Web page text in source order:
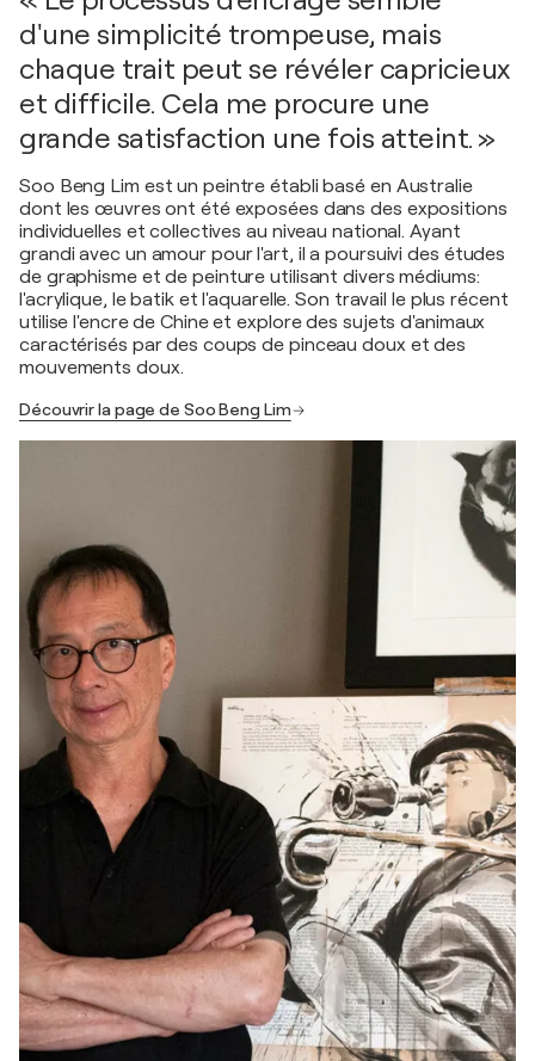
d'une simplicité trompeuse, mais
chaque trait peut se révéler capricieux
et difficile. Cela me procure une
grande satisfaction une fois atteint. »
Soo Beng Lim est un peintre établi basé en Australie
dont les œuvres ont été exposées dans des expositions
individuelles et collectives au niveau national. Ayant
grandi avec un amour pour l'art, il a poursuivi des études
de graphisme et de peinture utilisant divers médiums:
l'acrylique, le batik et l'aquarelle. Son travail le plus récent
utilise l'encre de Chine et explore des sujets d'animaux
caractérisés par des coups de pinceau doux et des
mouvements doux.
Découvrir la page de Soo Beng Lim